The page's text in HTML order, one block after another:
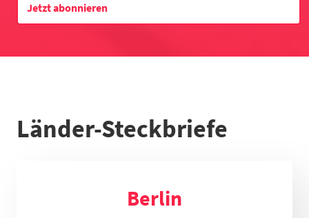
Jetzt abonnieren
Länder-Steckbriefe
Berlin